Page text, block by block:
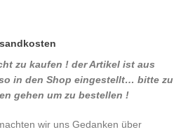
zu kaufen ! der Artikel ist aus
in den Shop eingestellt… bitte zu
gehen um zu bestellen !
wir uns Gedanken über